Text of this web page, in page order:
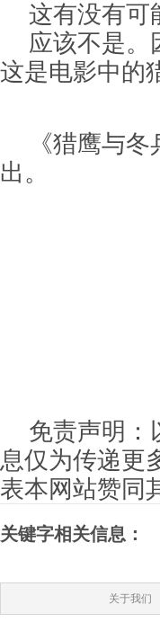
这有没有可
应该不是。
这是电影中的
《猎鹰与
出。
免责声明：
息仅为传递更
表本网站赞同
关键字相关信息：
关于我们